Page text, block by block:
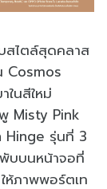
สไตล์สุดคลาส
Cosmos
นสีใหม่
Misty Pink
Hinge รุ่นที่ 3
บบนหน้าจอที่
ห้ภาพพอร์ตเท